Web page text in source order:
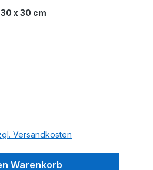
30 x 30 cm
Versandkosten
Warenkorb